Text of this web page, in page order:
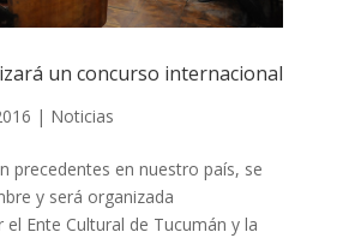
un concurso internacional
| Noticias
precedentes en nuestro país, se
y será organizada
Ente Cultural de Tucumán y la